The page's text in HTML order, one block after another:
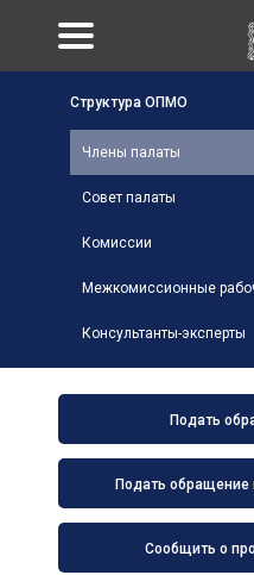
Подать
Подать
Сообщить о
Структура ОПМО
Члены палаты
Совет палаты
Комиссии
Межкомиссионные
Консультанты-эксперты